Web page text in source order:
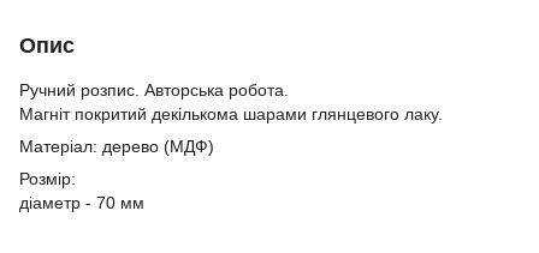
Опис
Ручний розпис. Авторська робота.
Магніт покритий декількома шарами глянцевого лаку.
Матеріал: дерево (МДФ)
Розмір:
діаметр - 70 мм